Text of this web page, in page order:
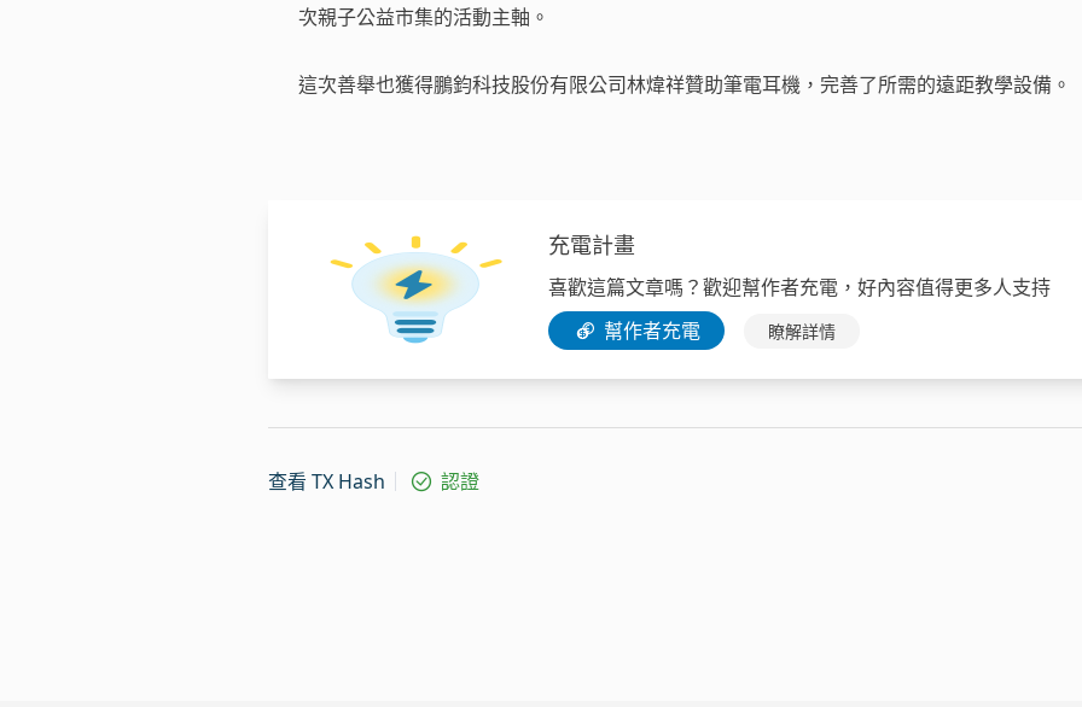
次親子公益市集的活動主軸。
這次善舉也獲得鵬鈞科技股份有限公司林煒祥贊助筆電耳機，完善了所需的遠距教學設備。
充電計畫
喜歡這篇文章嗎？歡迎幫作者充電，好內容值得更多人支持
幫作者充電
瞭解詳情
查看 TX Hash 認證